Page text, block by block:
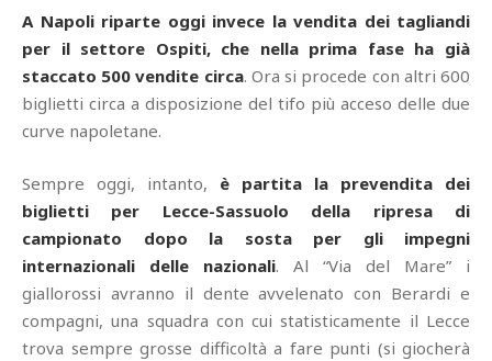
A Napoli riparte oggi invece la vendita dei tagliandi
per il settore Ospiti, che nella prima fase ha già
staccato 500 vendite circa. Ora si procede con altri 600
biglietti circa a disposizione del tifo più acceso delle due
curve napoletane.
Sempre oggi, intanto, è partita la prevendita dei
biglietti per Lecce-Sassuolo della ripresa di
campionato dopo la sosta per gli impegni
internazionali delle nazionali. Al “Via del Mare” i
giallorossi avranno il dente avvelenato con Berardi e
compagni, una squadra con cui statisticamente il Lecce
trova sempre grosse difficoltà a fare punti (si giocherà